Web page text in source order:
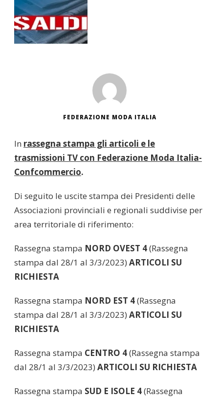
FEDERAZIONE MODA ITALIA
In rassegna stampa gli articoli e le
trasmissioni TV con Federazione Moda Italia-
Confcommercio.
Di seguito le uscite stampa dei Presidenti delle
Associazioni provinciali e regionali suddivise per
area territoriale di riferimento:
Rassegna stampa NORD OVEST 4(Rassegna
stampa dal 28/1 al 3/3/2023) ARTICOLI SU
RICHIESTA
Rassegna stampa NORD EST 4(Rassegna
stampa dal 28/1 al 3/3/2023) ARTICOLI SU
RICHIESTA
Rassegna stampa CENTRO 4(Rassegna stampa
dal 28/1 al 3/3/2023) ARTICOLI SU RICHIESTA
Rassegna stampa SUD E ISOLE 4(Rassegna